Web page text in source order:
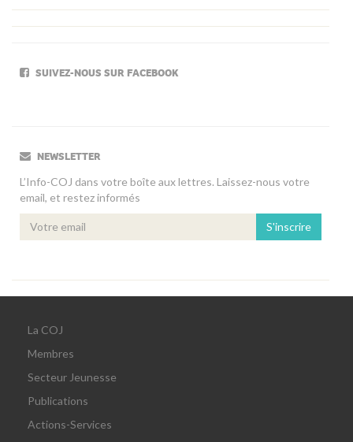
SUIVEZ-NOUS SUR FACEBOOK
NEWSLETTER
L’Info-COJ dans votre boîte aux lettres. Laissez-nous votre
email, et restez informés
S'inscrire
La COJ
Membres
Secteur Jeunesse
Publications
Actions-Services